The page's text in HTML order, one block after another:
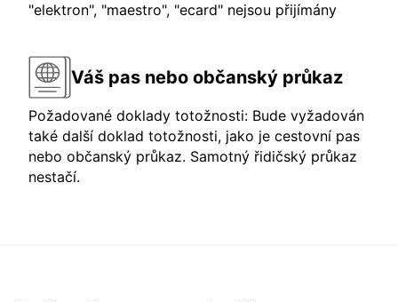
"elektron", "maestro", "ecard" nejsou přijímány
Váš pas nebo občanský průkaz
Požadované doklady totožnosti: Bude vyžadován
také další doklad totožnosti, jako je cestovní pas
nebo občanský průkaz. Samotný řidičský průkaz
nestačí.